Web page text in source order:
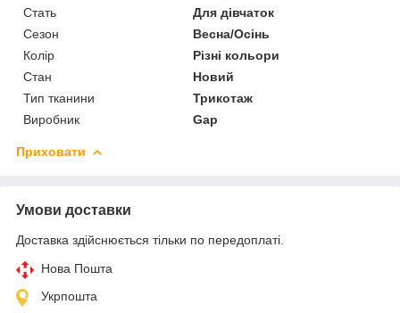
Стать
Для дівчаток
Сезон
Весна/Осінь
Колір
Різні кольори
Стан
Новий
Тип тканини
Трикотаж
Виробник
Gap
Приховати
Умови доставки
Доставка здійснюється тільки по передоплаті.
Нова Пошта
Укрпошта